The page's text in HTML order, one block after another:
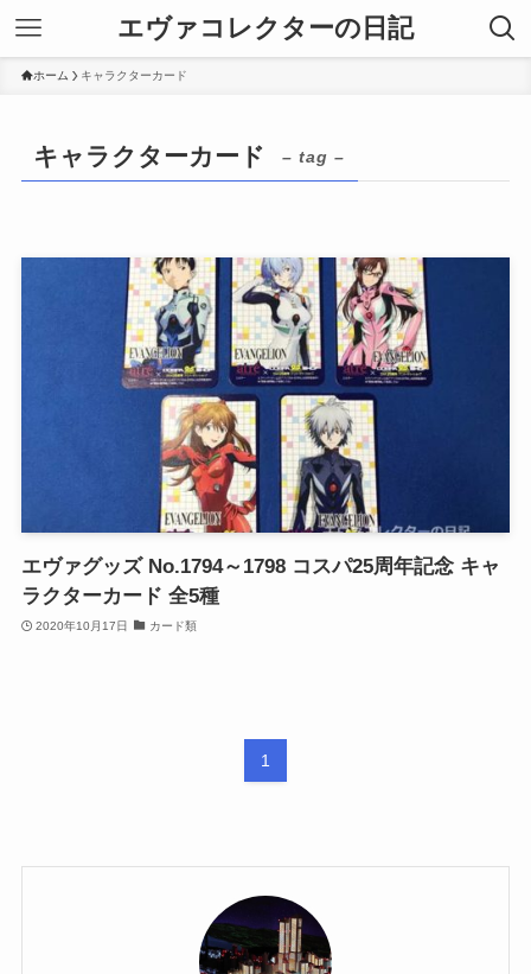
エヴァコレクターの日記
ホーム キャラクターカード
キャラクターカード – tag –
エヴァグッズ No.1794～1798 コスパ25周年記念 キャ
ラクターカード 全5種
2020年10月17日 カード類
1